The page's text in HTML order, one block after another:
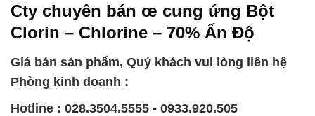
Cty chuyên bán œ cung ứng Bột
Clorin – Chlorine – 70% Ấn Độ
Giá bán sản phẩm, Quý khách vui lòng liên hệ
Phòng kinh doanh :
Hotline : 028.3504.5555 - 0933.920.505